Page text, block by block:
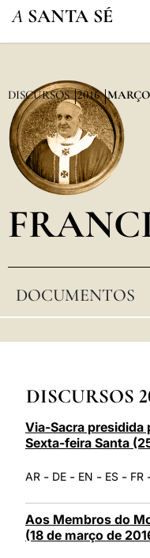
A SANTA SÉ
DISCURSOS 2016 MARÇO
DOCUMENTOS
DISCURSOS
Via-Sacra presidida
Sexta-feira Santa
AR - DE - EN - ES - FR
Aos Membros do
(18 de março de